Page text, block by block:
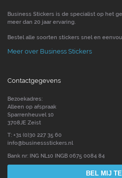
Business Stickers is de specialist op het
meer dan 20 jaar ervaring.
Bestel alle soorten stickers snel en
Meer over Business Stickers
Contactgegevens
Bezoekadres:
Alleen op afspraak
Sparrenheuvel 10
3708JE Zeist
T: +31 (0)30 227 35 60
info@businessstickers.nl
Bank nr: ING NL10 INGB 0675 0084 84
BEL MIJ